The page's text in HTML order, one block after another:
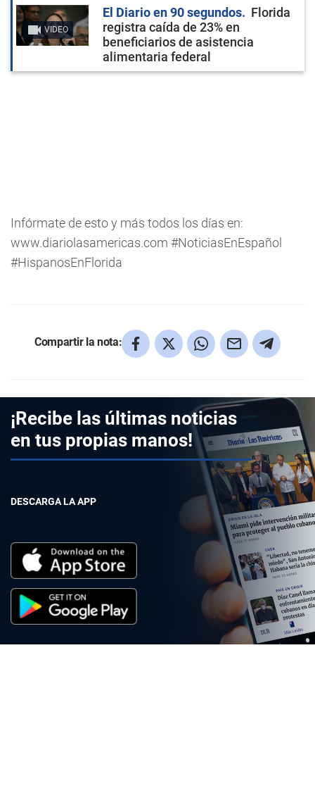
VIDEO
El Diario en 90 segundos
Florida
registra caída de 23% en
beneficiarios de asistencia
alimentaria federal
Infórmate de esto y más todos los días en:
www.diariolasamericas.com #NoticiasEnEspañol
#HispanosEnFlorida
Compartir la nota:
¡Recibe las últimas noticias
en tus propias manos!
DESCARGA LA APP